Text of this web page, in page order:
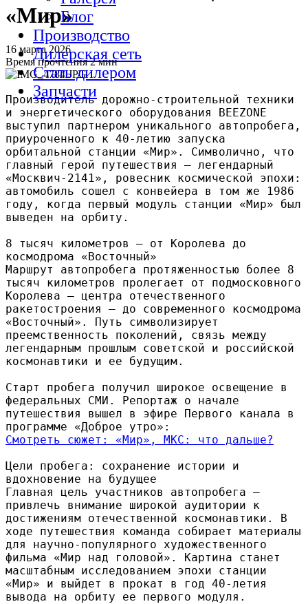
Блог
Производство
Дилерская сеть
Стать дилером
Запчасти
«Мир»
16 марта 2026
Время прочтения2 мин
Производитель дорожно-строительной техники
и энергетического оборудования BEEZONE
выступил партнером уникального автопробега,
приуроченного к 40-летию запуска
орбитальной станции «Мир». Символично, что
главный герой путешествия — легендарный
«Москвич-2141», ровесник космической эпохи:
автомобиль сошел с конвейера в том же 1986
году, когда первый модуль станции «Мир» был
выведен на орбиту.
8 тысяч километров — от Королева до
космодрома «Восточный»
Маршрут автопробега протяженностью более 8
тысяч километров пролегает от подмосковного
Королева — центра отечественного
ракетостроения — до современного космодрома
«Восточный». Путь символизирует
преемственность поколений, связь между
легендарным прошлым советской и российской
космонавтики и ее будущим.
Старт пробега получил широкое освещение в
федеральных СМИ. Репортаж о начале
путешествия вышел в эфире Первого канала в
программе «Доброе утро»:
Смотреть сюжет: «Мир», МКС: что дальше?
Цели пробега: сохранение истории и
вдохновение на будущее
Главная цель участников автопробега —
привлечь внимание широкой аудитории к
достижениям отечественной космонавтики. В
ходе путешествия команда собирает материалы
для научно-популярного художественного
фильма «Мир над головой». Картина станет
масштабным исследованием эпохи станции
«Мир» и выйдет в прокат в год 40-летия
вывода на орбиту ее первого модуля.